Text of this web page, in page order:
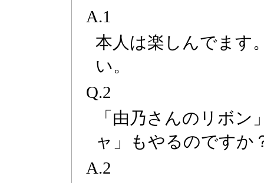
A.1
本人は楽しんでます
い。
Q.2
「由乃さんのリボ
ャ」もやるのですか
A.2